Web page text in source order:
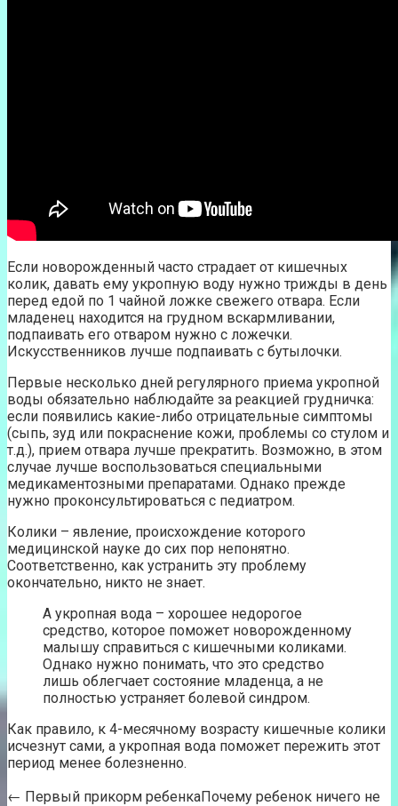
Если новорожденный часто страдает от кишечных
колик, давать ему укропную воду нужно трижды в день
перед едой по 1 чайной ложке свежего отвара. Если
младенец находится на грудном вскармливании,
подпаивать его отваром нужно с ложечки.
Искусственников лучше подпаивать с бутылочки.
Первые несколько дней регулярного приема укропной
воды обязательно наблюдайте за реакцией грудничка:
если появились какие-либо отрицательные симптомы
(сыпь, зуд или покраснение кожи, проблемы со стулом и
т.д.), прием отвара лучше прекратить. Возможно, в этом
случае лучше воспользоваться специальными
медикаментозными препаратами. Однако прежде
нужно проконсультироваться с педиатром.
Колики – явление, происхождение которого
медицинской науке до сих пор непонятно.
Соответственно, как устранить эту проблему
окончательно, никто не знает.
А укропная вода – хорошее недорогое
средство, которое поможет новорожденному
малышу справиться с кишечными коликами.
Однако нужно понимать, что это средство
лишь облегчает состояние младенца, а не
полностью устраняет болевой синдром.
Как правило, к 4-месячному возрасту кишечные колики
исчезнут сами, а укропная вода поможет пережить этот
период менее болезненно.
← Первый прикорм ребенкаПочему ребенок ничего не